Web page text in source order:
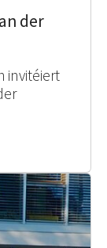
der
invitéiert